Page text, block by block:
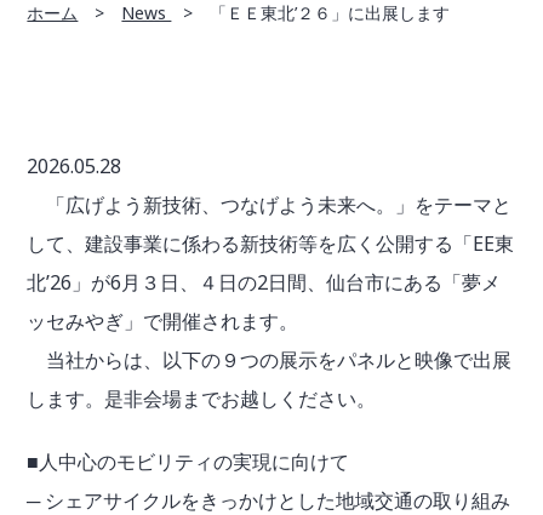
ホーム > News > 「ＥＥ東北’２６」に出展します
2026.05.28
「広げよう新技術、つなげよう未来へ。」をテーマと
して、建設事業に係わる新技術等を広く公開する「EE東
北’26」が6月３日、４日の2日間、仙台市にある「夢メ
ッセみやぎ」で開催されます。
当社からは、以下の９つの展示をパネルと映像で出展
します。是非会場までお越しください。
■人中心のモビリティの実現に向けて
─ シェアサイクルをきっかけとした地域交通の取り組み